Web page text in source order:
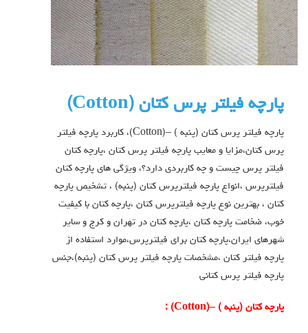
پارچه فیلتر پرس کتان (Cotton)
پارچه فیلتر پرس کتان (پنبه ) –(Cotton)، کاربرد پارچه فیلتر
پرس کتان،مزایا و معایب پارچه فیلتر پرس کتان ،پارچه کتان
فیلتر پرس چیست و چه کاربردی دارد؟، ویژگی های پارچه کتان
فیلترپرس ،انواع پارچه فیلترپرس کتان (پنبه) ، تشخیص پارچه
کتان ، بهترین نوع پارچه فیلترپرس کتان ،پارچه کتان با کیفیت
خوب، ضخامت پارچه کتان ،پارچه کتان در تهران و کرج و سایر
شهرهای ایران،پارچه کتان برای فیلترپرس،موارد استفاده از
پارچه فیلتر کتان ،مشخصات پارچه فیلتر پرس کتان (پنبه)،جنس
پارچه فیلتر پرس کتانی
پارچه کتان (پنبه )–
(
Cotton
) :